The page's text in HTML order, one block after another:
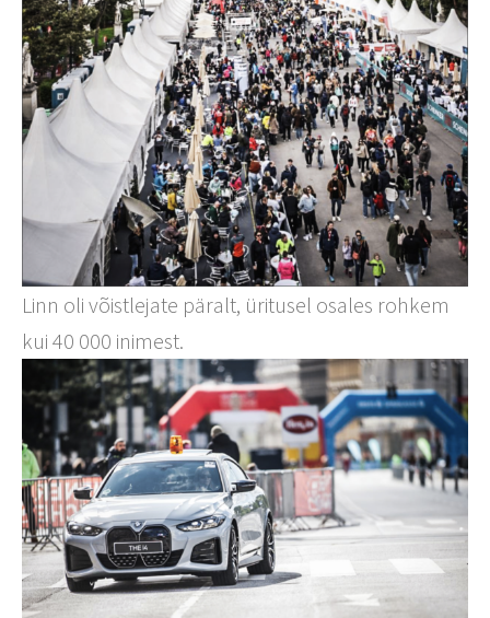
Linn oli võistlejate päralt, üritusel osales rohkem
kui 40 000 inimest.